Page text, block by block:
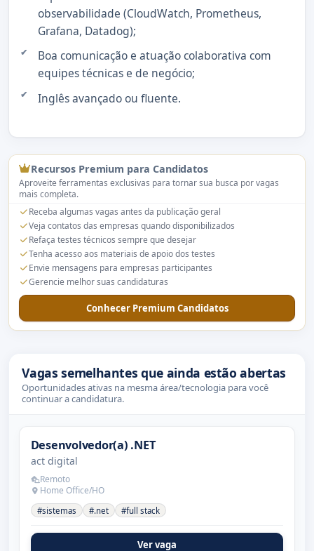
observabilidade (CloudWatch, Prometheus,
Grafana, Datadog);
Boa comunicação e atuação colaborativa com
equipes técnicas e de negócio;
Inglês avançado ou fluente.
Recursos Premium para Candidatos
Aproveite ferramentas exclusivas para tornar sua busca por vagas
mais completa.
Receba algumas vagas antes da publicação geral
Veja contatos das empresas quando disponibilizados
Refaça testes técnicos sempre que desejar
Tenha acesso aos materiais de apoio dos testes
Envie mensagens para empresas participantes
Gerencie melhor suas candidaturas
Conhecer Premium Candidatos
Vagas semelhantes que ainda estão abertas
Oportunidades ativas na mesma área/tecnologia para você
continuar a candidatura.
Desenvolvedor(a) .NET
act digital
Remoto
Home Office/HO
#sistemas #.net #full stack
Ver vaga